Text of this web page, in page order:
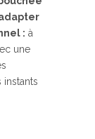
: à
une